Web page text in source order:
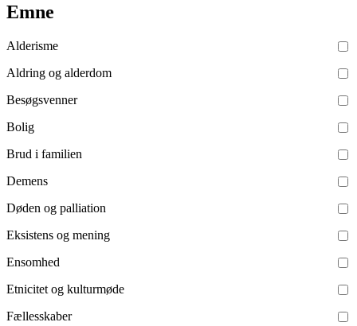
Emne
Alderisme
Aldring og alderdom
Besøgsvenner
Bolig
Brud i familien
Demens
Døden og palliation
Eksistens og mening
Ensomhed
Etnicitet og kulturmøde
Fællesskaber